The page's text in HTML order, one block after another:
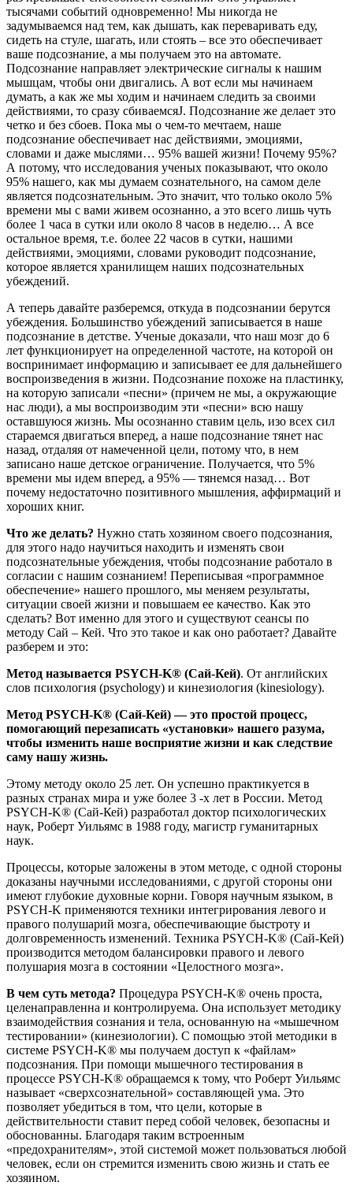
тысячами событий одновременно! Мы никогда не
задумываемся над тем, как дышать, как переваривать еду,
сидеть на стуле, шагать, или стоять – все это обеспечивает
ваше подсознание, а мы получаем это на автомате.
Подсознание направляет электрические сигналы к нашим
мышцам, чтобы они двигались. А вот если мы начинаем
думать, а как же мы ходим и начинаем следить за своими
действиями, то сразу сбиваемсяJ. Подсознание же делает это
четко и без сбоев. Пока мы о чем-то мечтаем, наше
подсознание обеспечивает нас действиями, эмоциями,
словами и даже мыслями… 95% вашей жизни! Почему 95%?
А потому, что исследования ученых показывают, что около
95% нашего, как мы думаем сознательного, на самом деле
является подсознательным. Это значит, что только около 5%
времени мы с вами живем осознанно, а это всего лишь чуть
более 1 часа в сутки или около 8 часов в неделю… А все
остальное время, т.е. более 22 часов в сутки, нашими
действиями, эмоциями, словами руководит подсознание,
которое является хранилищем наших подсознательных
убеждений.
А теперь давайте разберемся, откуда в подсознании берутся
убеждения. Большинство убеждений записывается в наше
подсознание в детстве. Ученые доказали, что наш мозг до 6
лет функционирует на определенной частоте, на которой он
воспринимает информацию и записывает ее для дальнейшего
воспроизведения в жизни. Подсознание похоже на пластинку,
на которую записали «песни» (причем не мы, а окружающие
нас люди), а мы воспроизводим эти «песни» всю нашу
оставшуюся жизнь. Мы осознанно ставим цель, изо всех сил
стараемся двигаться вперед, а наше подсознание тянет нас
назад, отдаляя от намеченной цели, потому что, в нем
записано наше детское ограничение. Получается, что 5%
времени мы идем вперед, а 95% — тянемся назад… Вот
почему недостаточно позитивного мышления, аффирмаций и
хороших книг.
Что же делать? Нужно стать хозяином своего подсознания,
для этого надо научиться находить и изменять свои
подсознательные убеждения, чтобы подсознание работало в
согласии с нашим сознанием! Переписывая «программное
обеспечение» нашего прошлого, мы меняем результаты,
ситуации своей жизни и повышаем ее качество. Как это
сделать? Вот именно для этого и существуют сеансы по
методу Сай – Кей. Что это такое и как оно работает? Давайте
разберем и это:
Метод называется PSYCH-K® (Сай-Кей). От английских
слов психология (psychology) и кинезиология (kinesiology).
Метод PSYCH-K® (Сай-Кей) — это простой процесс,
помогающий перезаписать «установки» нашего разума,
чтобы изменить наше восприятие жизни и как следствие
саму нашу жизнь.
Этому методу около 25 лет. Он успешно практикуется в
разных странах мира и уже более 3 -х лет в России. Метод
PSYCH-K® (Сай-Кей) разработал доктор психологических
наук, Роберт Уильямс в 1988 году, магистр гуманитарных
наук.
Процессы, которые заложены в этом методе, с одной стороны
доказаны научными исследованиями, с другой стороны они
имеют глубокие духовные корни. Говоря научным языком, в
PSYCH-K применяются техники интегрирования левого и
правого полушарий мозга, обеспечивающие быстроту и
долговременность изменений. Техника PSYCH-K® (Сай-Кей)
производится методом балансировки правого и левого
полушария мозга в состоянии «Целостного мозга».
В чем суть метода? Процедура PSYCH-K® очень проста,
целенаправленна и контролируема. Она использует методику
взаимодействия сознания и тела, основанную на «мышечном
тестировании» (кинезиологии). С помощью этой методики в
системе PSYCH-K® мы получаем доступ к «файлам»
подсознания. При помощи мышечного тестирования в
процессе PSYCH-K® обращаемся к тому, что Роберт Уильямс
называет «сверхсознательной» составляющей ума. Это
позволяет убедиться в том, что цели, которые в
действительности ставит перед собой человек, безопасны и
обоснованны. Благодаря таким встроенным
«предохранителям», этой системой может пользоваться любой
человек, если он стремится изменить свою жизнь и стать ее
хозяином.